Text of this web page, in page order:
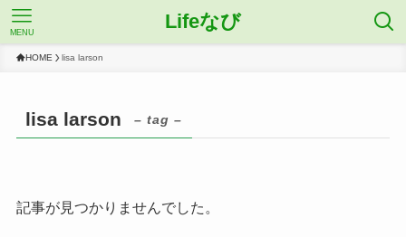
Lifeなび
MENU
HOME lisa larson
lisa larson – tag –
記事が見つかりませんでした。